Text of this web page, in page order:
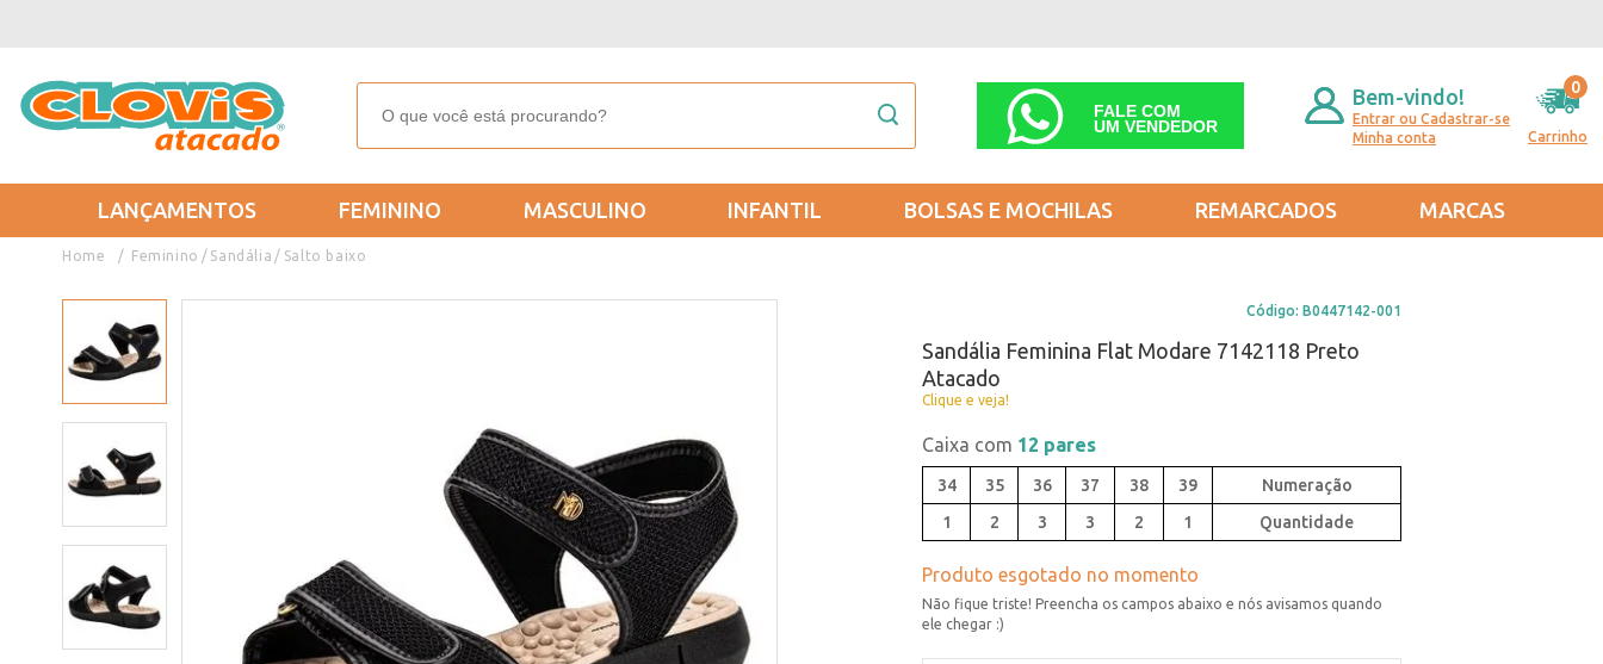
FALE COM
UM VENDEDOR
Bem-vindo!
Entrar ou Cadastrar-se
Minha conta
Carrinho
0
LANÇAMENTOS FEMININO MASCULINO INFANTIL BOLSAS E MOCHILAS REMARCADOS MARCAS
Feminino Sandália Salto baixo
Código: B0447142-001
Sandália Feminina Flat Modare 7142118 Preto
Atacado
Clique e veja!
Caixa com 12 pares
34 35 36 37 38
39
1
2 3 3 2 1 Quantidade